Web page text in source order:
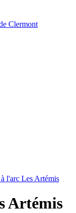
Clermont
l'arc Les Artémis
Artémis